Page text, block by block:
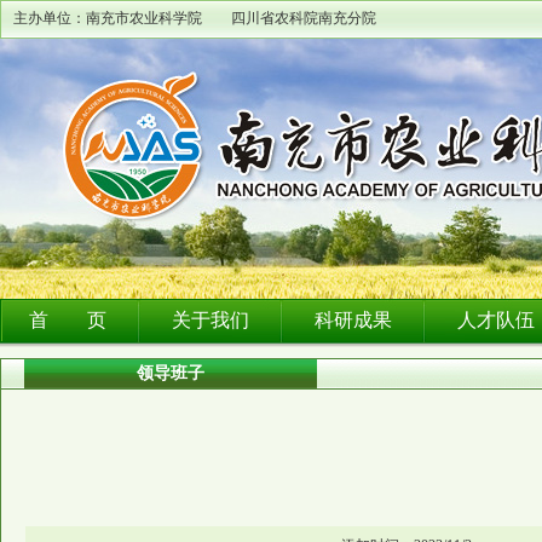
主办单位：南充市农业科学院 四川省农科院南充分院
首 页 关于我们 科研成果 人才队伍
领导班子